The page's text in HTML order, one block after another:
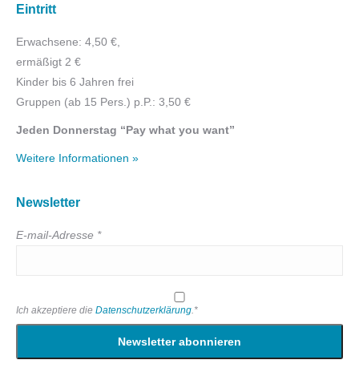
Eintritt
Erwachsene: 4,50 €,
ermäßigt 2 €
Kinder bis 6 Jahren frei
Gruppen (ab 15 Pers.) p.P.: 3,50 €
Jeden Donnerstag “Pay what you want”
Weitere Informationen »
Newsletter
E-mail-Adresse *
Ich akzeptiere die Datenschutzerklärung.*